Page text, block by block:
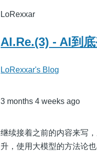
LoRexxar
AI.Re.(3) - AI到
LoRexxar's Blog
3 months 4 weeks ago
继续接着之前的内容来写
升，使用大模型的方法论也